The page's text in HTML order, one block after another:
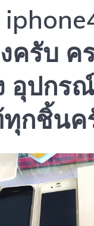
ครับ ค
อุปกร
กชิ้นค